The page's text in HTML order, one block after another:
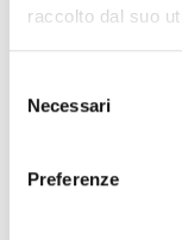
raccolto dal suo
delNecessari
Preferenze